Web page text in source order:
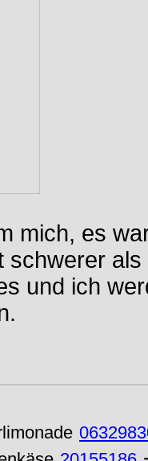
mich, es
schwerer
und ich